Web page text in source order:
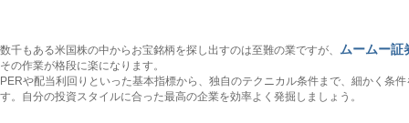
数千もある米国株の中からお宝銘柄を探し出すのは至難の業ですが、 ムームー証
その作業が格段に楽になります。
PERや配当利回りといった基本指標から、独自のテクニカル条件まで、細かく条
す。自分の投資スタイルに合った最高の企業を効率よく発掘しましょう。